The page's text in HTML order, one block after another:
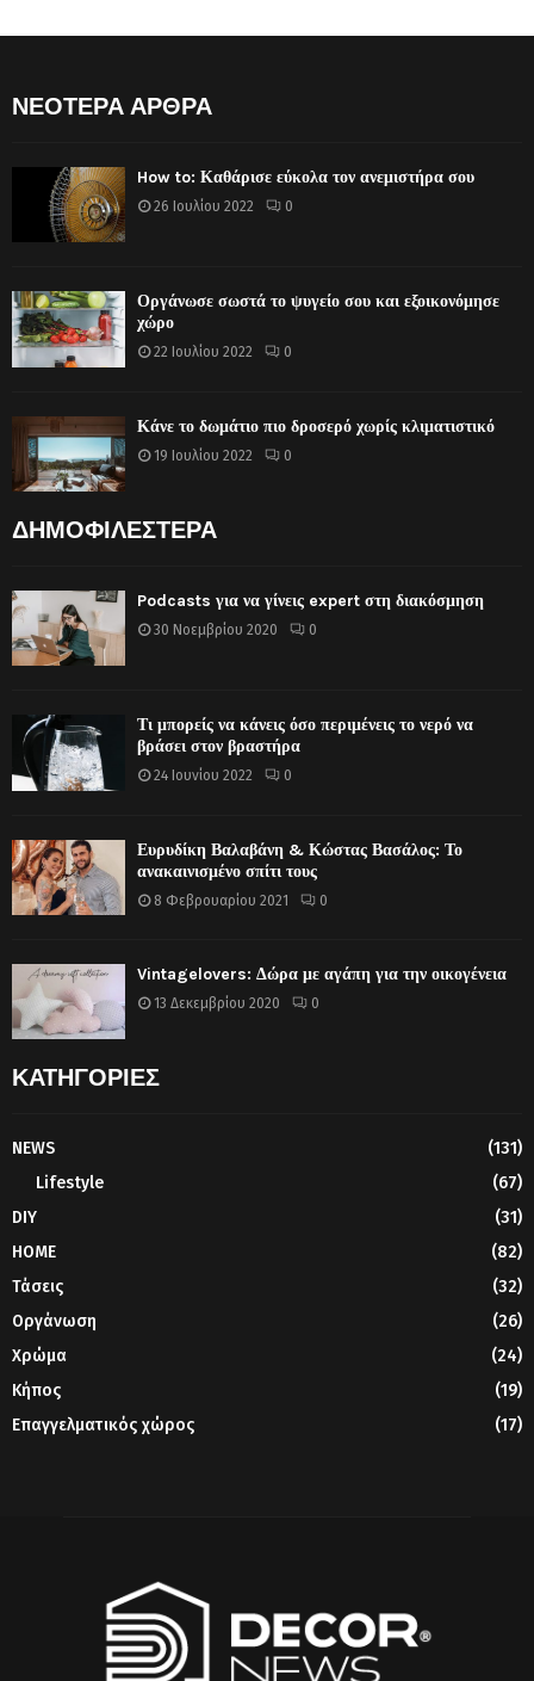
ΝΕΟΤΕΡΑ ΑΡΘΡΑ
How to: Καθάρισε εύκολα τον ανεμιστήρα σου
26 Ιουλίου 2022 0
Οργάνωσε σωστά το ψυγείο σου και εξοικονόμησε
χώρο
22 Ιουλίου 2022 0
Κάνε το δωμάτιο πιο δροσερό χωρίς κλιματιστικό
19 Ιουλίου 2022 0
ΔΗΜΟΦΙΛΕΣΤΕΡΑ
Podcasts για να γίνεις expert στη διακόσμηση
30 Νοεμβρίου 2020 0
Τι μπορείς να κάνεις όσο περιμένεις το νερό να
βράσει στον βραστήρα
24 Ιουνίου 2022 0
Ευρυδίκη Βαλαβάνη & Κώστας Βασάλος: Το
ανακαινισμένο σπίτι τους
8 Φεβρουαρίου 2021 0
Vintagelovers: Δώρα με αγάπη για την οικογένεια
13 Δεκεμβρίου 2020 0
ΚΑΤΗΓΟΡΙΕΣ
NEWS
(131)
Lifestyle
(67)
DIY
(31)
HOME
(82)
Τάσεις
(32)
Οργάνωση
(26)
Χρώμα
(24)
Κήπος
(19)
Επαγγελματικός χώρος
(17)